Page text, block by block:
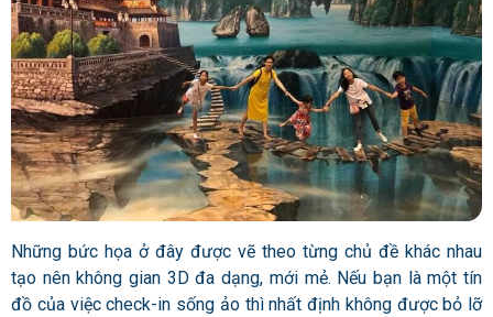
Những bức họa ở đây được vẽ theo từng chủ đề khác nhau
tạo nên không gian 3D đa dạng, mới mẻ. Nếu bạn là một tín
đồ của việc check-in sống ảo thì nhất định không được bỏ lỡ